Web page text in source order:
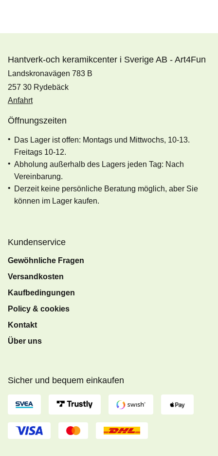
Hantverk-och keramikcenter i Sverige AB - Art4Fun
Landskronavägen 783 B
257 30 Rydebäck
Anfahrt
Öffnungszeiten
Das Lager ist offen: Montags und Mittwochs, 10-13.
Freitags 10-12.
Abholung außerhalb des Lagers jeden Tag: Nach
Vereinbarung.
Derzeit keine persönliche Beratung möglich, aber Sie
können im Lager kaufen.
Kundenservice
Gewöhnliche Fragen
Versandkosten
Kaufbedingungen
Policy & cookies
Kontakt
Über uns
Sicher und bequem einkaufen